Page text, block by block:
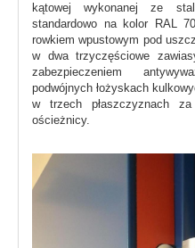
kątowej wykonanej ze
standardowo na kolor RAL
rowkiem wpustowym pod
w dwa trzyczęściowe
zabezpieczeniem
podwójnych łożyskach
w trzech płaszczyznach
ościeżnicy.